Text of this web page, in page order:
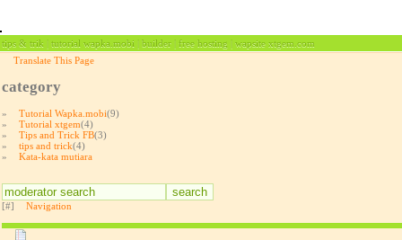
tips & trik | tutorial wapka.mobi | builder | free hosting | wapsite xtgem.com
Translate This Page
category
» Tutorial Wapka.mobi(9)
»
Tutorial xtgem(4)
»
Tips and Trick FB(3)
»
tips and trick(4)
»
Kata-kata mutiara
[#] Navigation